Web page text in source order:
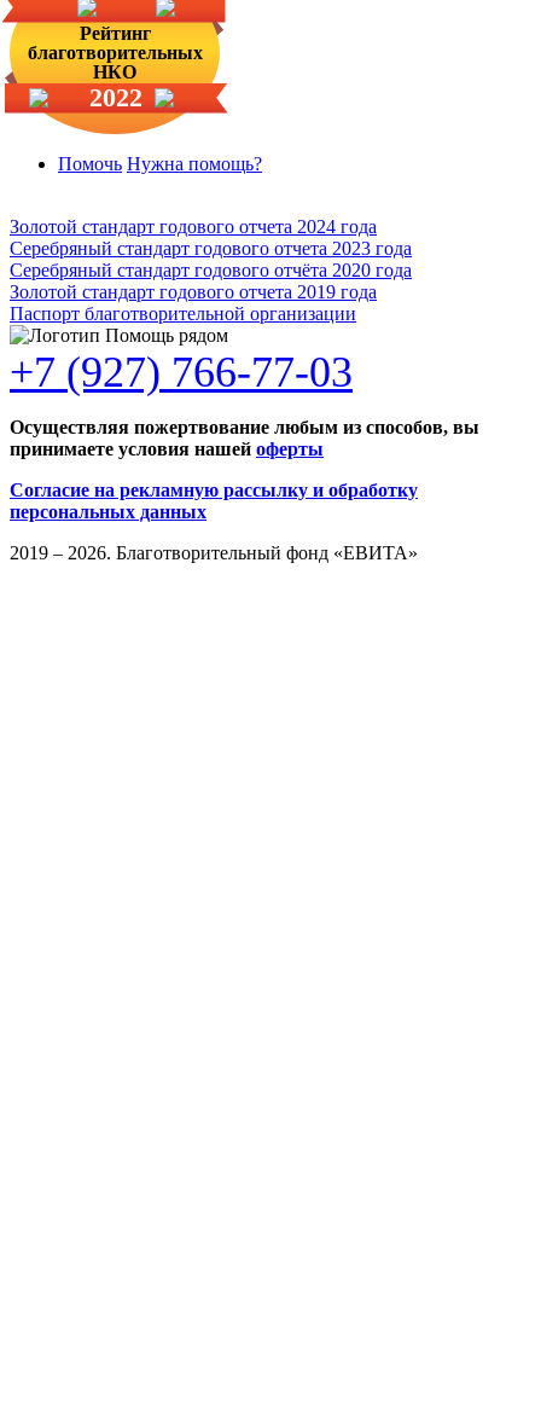
Рейтинг
благотворительных
НКО
2022
Помочь Нужна помощь?
Золотой стандарт годового отчета 2024 года
Серебряный стандарт годового отчета 2023 года
Серебряный стандарт годового отчёта 2020 года
Золотой стандарт годового отчета 2019 года
Паспорт благотворительной организации
+7 (927) 766-77-03
Осуществляя пожертвование любым из способов, вы
принимаете условия нашей оферты
Согласие на рекламную рассылку и обработку
персональных данных
2019 – 2026. Благотворительный фонд «ЕВИТА»